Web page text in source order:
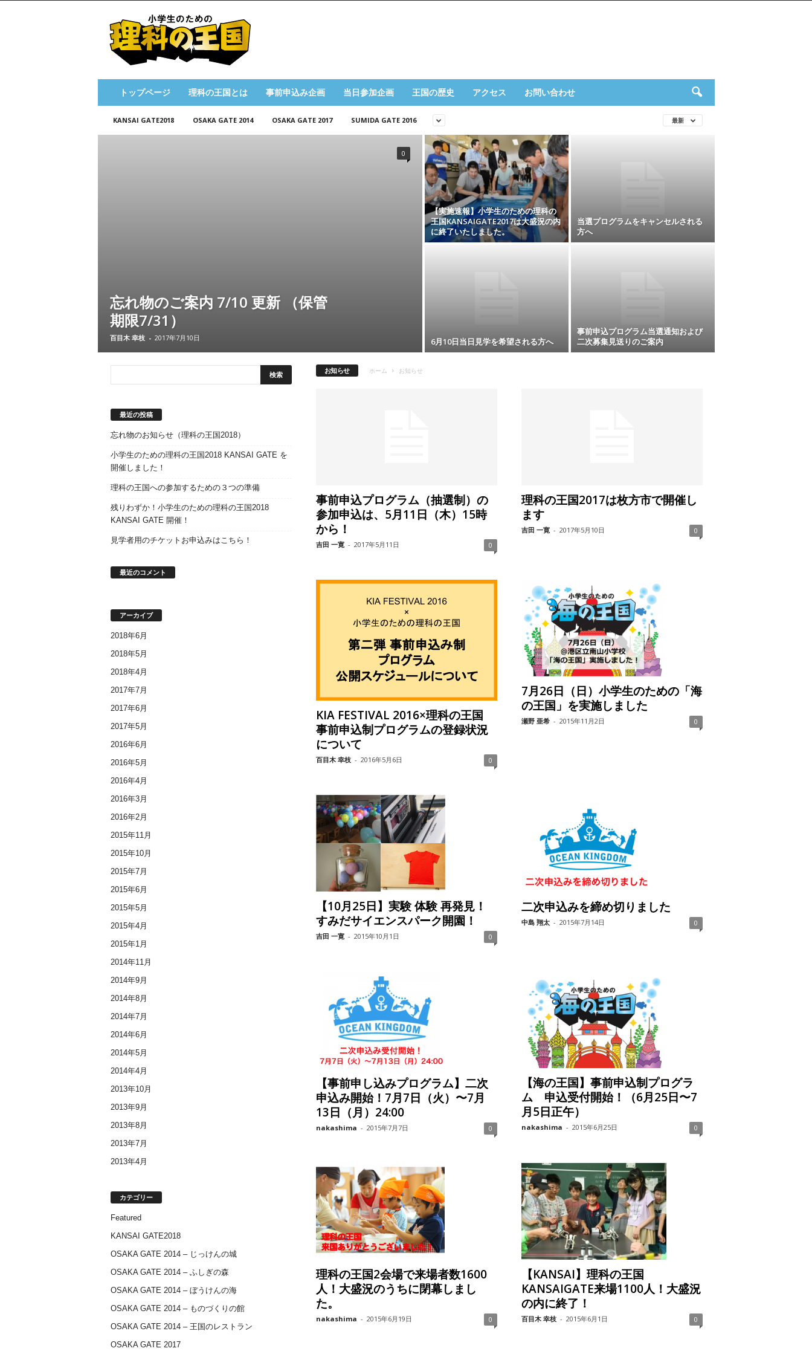
トップページ 理科の王国とは 事前申込み企画 当日参加企画 王国の歴史 アクセス お問い合わせ
KANSAI GATE2018 OSAKA GATE 2014 OSAKA GATE 2017 SUMIDA GATE 2016 最新
忘れ物のご案内 7/10 更新 （保管
期限7/31）
百目木 幸枝 - 2017年7月10日
0
【実施速報】小学生のための理科の
王国KANSAIGATE2017は大盛況の内
に終了いたしました。
当選プログラムをキャンセルされる
方へ
6月10日当日見学を希望される方へ
事前申込プログラム当選通知および
二次募集見送りのご案内
お知らせ ホーム お知らせ
事前申込プログラム（抽選制）の
参加申込は、5月11日（木）15時
から！
吉田 一寛 - 2017年5月11日 0
理科の王国2017は枚方市で開催し
ます
吉田 一寛 - 2017年5月10日 0
KIA FESTIVAL 2016×理科の王国
事前申込制プログラムの登録状況
について
百目木 幸枝 - 2016年5月6日 0
7月26日（日）小学生のための「海
の王国」を実施しました
瀬野 亜希 - 2015年11月2日 0
【10月25日】実験 体験 再発見！
すみだサイエンスパーク開園！
吉田 一寛 - 2015年10月1日 0
二次申込みを締め切りました
中島 翔太 - 2015年7月14日 0
【事前申し込みプログラム】二次
申込み開始！7月7日（火）〜7月
13日（月）24:00
nakashima - 2015年7月7日 0
【海の王国】事前申込制プログラ
ム 申込受付開始！（6月25日〜7
月5日正午）
nakashima - 2015年6月25日 0
理科の王国2会場で来場者数1600
人！大盛況のうちに閉幕しまし
た。
nakashima - 2015年6月19日 0
【KANSAI】理科の王国
KANSAIGATE来場1100人！大盛況
の内に終了！
百目木 幸枝 - 2015年6月1日 0
最近の投稿
忘れ物のお知らせ（理科の王国2018）
小学生のための理科の王国2018 KANSAI GATE を
開催しました！
理科の王国への参加するための３つの準備
残りわずか！小学生のための理科の王国2018
KANSAI GATE 開催！
見学者用のチケットお申込みはこちら！
最近のコメント
アーカイブ
2018年6月
2018年5月
2018年4月
2017年7月
2017年6月
2017年5月
2016年6月
2016年5月
2016年4月
2016年3月
2016年2月
2015年11月
2015年10月
2015年7月
2015年6月
2015年5月
2015年4月
2015年1月
2014年11月
2014年9月
2014年8月
2014年7月
2014年6月
2014年5月
2014年4月
2013年10月
2013年9月
2013年8月
2013年7月
2013年4月
カテゴリー
Featured
KANSAI GATE2018
OSAKA GATE 2014 – じっけんの城
OSAKA GATE 2014 – ふしぎの森
OSAKA GATE 2014 – ぼうけんの海
OSAKA GATE 2014 – ものづくりの館
OSAKA GATE 2014 – 王国のレストラン
OSAKA GATE 2017